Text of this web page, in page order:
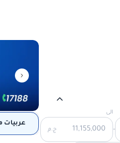
-
الى
ج.م
عربيات